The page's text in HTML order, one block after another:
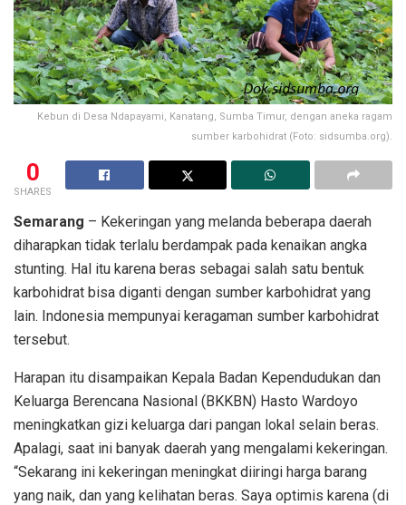
Kebun di Desa Ndapayami, Kanatang, Sumba Timur, dengan aneka ragam
sumber karbohidrat (Foto: sidsumba.org).
0
SHARES
Semarang – Kekeringan yang melanda beberapa daerah
diharapkan tidak terlalu berdampak pada kenaikan angka
stunting. Hal itu karena beras sebagai salah satu bentuk
karbohidrat bisa diganti dengan sumber karbohidrat yang
lain. Indonesia mempunyai keragaman sumber karbohidrat
tersebut.
Harapan itu disampaikan Kepala Badan Kependudukan dan
Keluarga Berencana Nasional (BKKBN) Hasto Wardoyo
meningkatkan gizi keluarga dari pangan lokal selain beras.
Apalagi, saat ini banyak daerah yang mengalami kekeringan.
“Sekarang ini kekeringan meningkat diiringi harga barang
yang naik, dan yang kelihatan beras. Saya optimis karena (di